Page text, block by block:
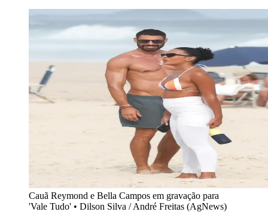
Cauã Reymond e Bella Campos em gravação para
'Vale Tudo' • Dilson Silva / André Freitas (AgNews)